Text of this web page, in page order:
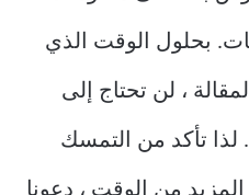
بحلول الوقت الذي
، لن تحتاج إلى
لذا تأكد من التمسك
المزيد من الوقت ، دعونا